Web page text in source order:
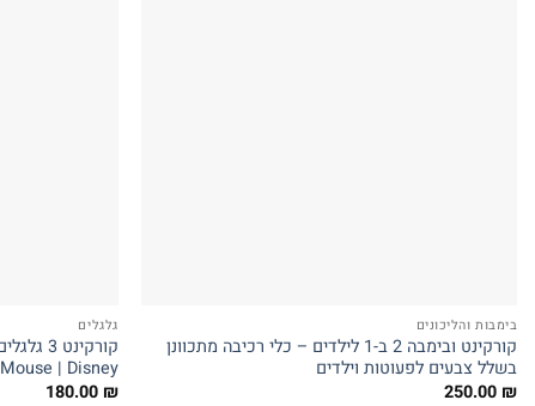
בימבות והליכונים
קורקינט ובימבה 2 ב-1 לילדים – כלי רכיבה מתכוונן
בשלל צבעים לפעוטות וילדים
250.00 ₪
גלגלים
Mouse | Disney
180.00 ₪